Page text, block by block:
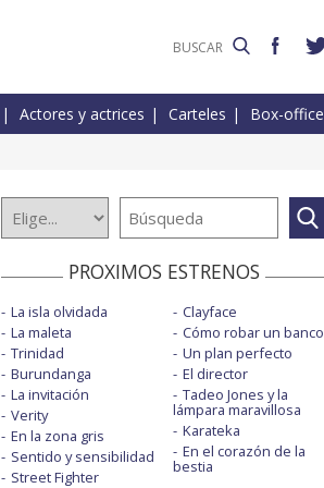
Actores y actrices Carteles Box-office
PROXIMOS ESTRENOS
La isla olvidada
La maleta
Trinidad
Burundanga
La invitación
Verity
En la zona gris
Sentido y sensibilidad
Street Fighter
Clayface
Cómo robar un banco
Un plan perfecto
El director
Tadeo Jones y la
lámpara maravillosa
Karateka
En el corazón de la
bestia